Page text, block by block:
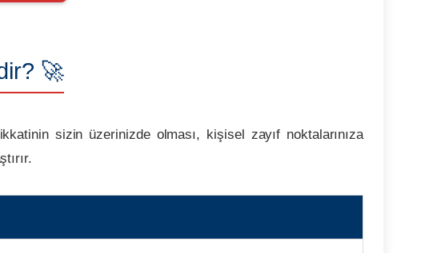
🚀
sizin üzerinizde olması, kişisel zayıf noktalarınıza